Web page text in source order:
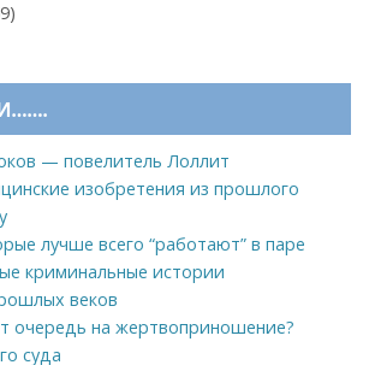
— повелитель Лоллит
изобретения из прошлого
лучше всего “работают” в паре
криминальные истории
веков
очередь на жертвоприношение?
суда